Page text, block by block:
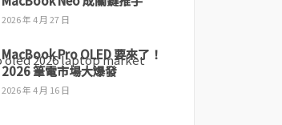
2026 年 4 月 27 日
MacBook Pro OLED 要來了！
2026 筆電市場大爆發
2026 年 4 月 16 日